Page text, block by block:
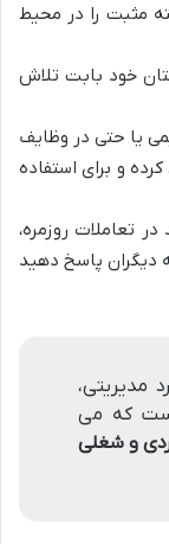
مثبت را در محیط
خود بابت تلاش
یا حتی در وظایف
و برای استفاده
تعاملات روزمره،
دیگران پاسخ دهید
مدیریتی،
است که می
و شغلی